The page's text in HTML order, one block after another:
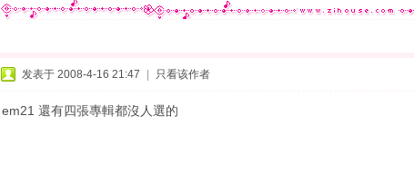
发表于 2008-4-16 21:47 只看该作者
em21 還有四張專輯都沒人選的